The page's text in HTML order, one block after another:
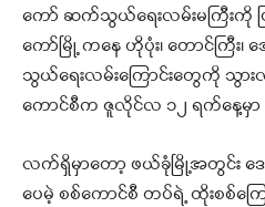
ကော် ဆက်သွယ်ရေးလမ်းမကြီးကို
ကော်မြို့ ကနေ ဟိုပုံး၊ တောင်ကြီး
သွယ်ရေးလမ်းကြောင်းတွေကို သွာ
ကောင်စီက ဇူလိုင်လ ၁၂ ရက်နေ့မှာ
လက်ရှိမှာတော့ ဖယ်ခုံမြို့အတွင်း ဒ
ပေမဲ့ စစ်ကောင်စီ တပ်ရဲ့ ထိုးစစ်ကြ